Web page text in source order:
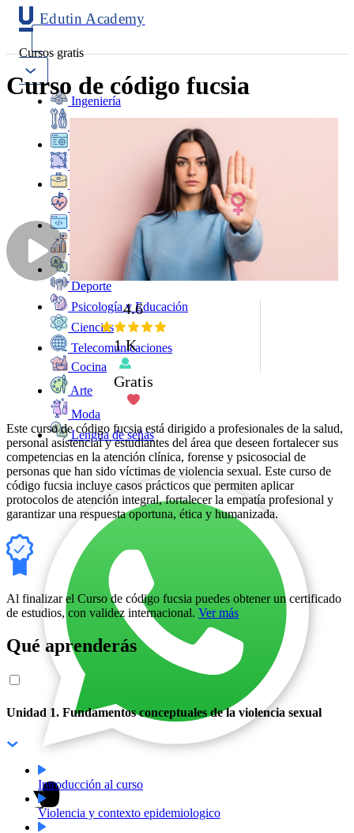
Edutin Academy
Cursos gratis
Ingeniería
Programación
Deporte
Psicología y Educación
Ciencias
Telecomunicaciones
Cocina
Arte
Moda
Lengua de señas
Curso de código fucsia
4.6
1 K
Gratis
Este curso de código fucsia está dirigido a profesionales de la salud,
personal asistencial y estudiantes del área que deseen fortalecer sus
competencias en la atención clínica, forense y psicosocial de
personas que han sido víctimas de violencia sexual. Este curso de
código fucsia incluye casos prácticos que permiten aplicar
protocolos de atención integral, fortalecer la empatía profesional y
garantizar una respuesta oportuna, ética y humanizada.
Al finalizar el Curso de código fucsia puedes obtener un certificado
de estudios, con validez internacional. Ver más
Qué aprenderás
Unidad 1. Fundamentos conceptuales de la violencia sexual
Introducción al curso
Violencia y contexto epidemiologico